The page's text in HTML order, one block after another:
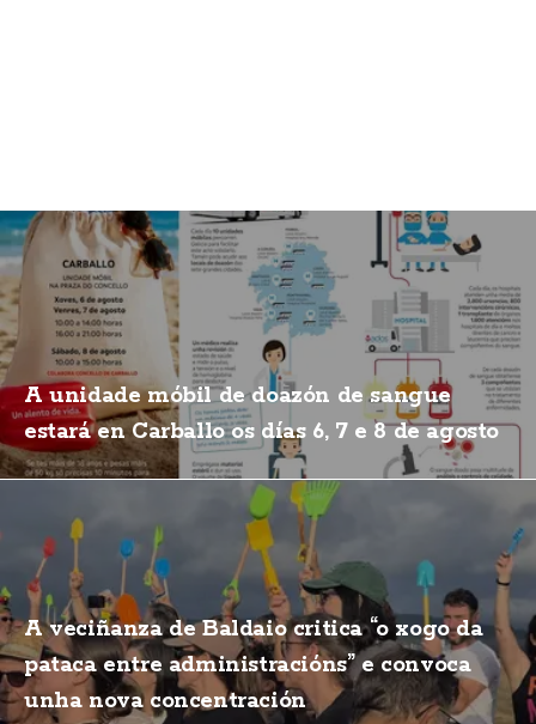
A unidade móbil de doazón de sangue
estará en Carballo os días 6, 7 e 8 de agosto
A veciñanza de Baldaio critica “o xogo da
pataca entre administracións” e convoca
unha nova concentración